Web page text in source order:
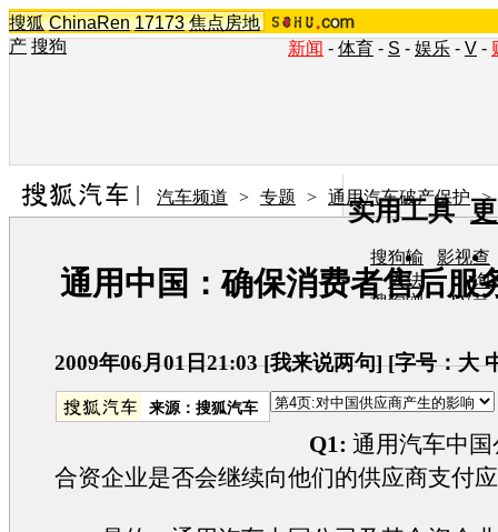
搜狐 ChinaRen 17173 焦点房地
产 搜狗 新闻 - 体育 - S - 娱乐 - V -
实用工具
搜狗输
入法
影视查
询
搜狗浏
TV节
乐盒
汽车频道 > 专题 > 通用汽车破产保护 >
通用中国：确保消费者售后服
2009年06月01日21:03 [我来说两句] [字号：大
来源：搜狐汽车
Q1: 通用汽车中
合资企业是否会继续向他们的供应商支付